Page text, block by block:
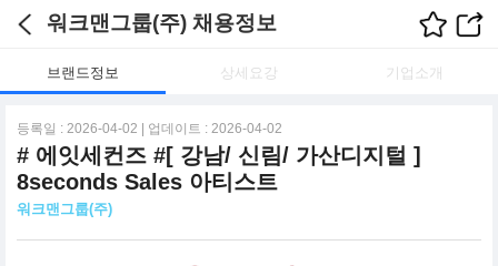
워크맨그룹(주) 채용정보
브랜드정보 상세요강 기업소개
등록일 : 2026-04-02 | 업데이트 : 2026-04-02
# 에잇세컨즈 #[ 강남/ 신림/ 가산디지털 ]
8seconds Sales 아티스트
워크맨그룹(주)